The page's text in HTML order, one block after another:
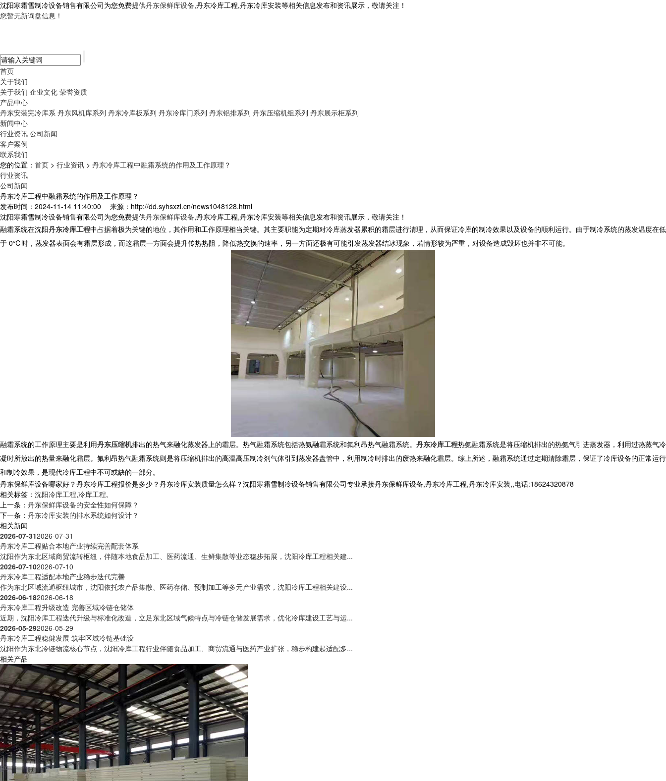
沈阳寒霜雪制冷设备销售有限公司为您免费提供丹东保鲜库设备,丹东冷库工程,丹东冷库安装等相关信息发布和资讯展示，敬请关注！
您暂无新询盘信息！
首页
关于我们
关于我们 企业文化 荣誉资质
产品中心
丹东安装完冷库系 丹东风机库系列 丹东冷库板系列 丹东冷库门系列 丹东铝排系列 丹东压缩机组系列 丹东展示柜系列
新闻中心
行业资讯 公司新闻
客户案例
联系我们
您的位置： 首页 > 行业资讯 > 丹东冷库工程中融霜系统的作用及工作原理？
行业资讯
公司新闻
丹东冷库工程中融霜系统的作用及工作原理？
发布时间：2024-11-14 11:40:00
来源：http://dd.syhsxzl.cn/news1048128.html
沈阳寒霜雪制冷设备销售有限公司为您免费提供丹东保鲜库设备,丹东冷库工程,丹东冷库安装等相关信息发布和资讯展示，敬请关注！
融霜系统在沈阳丹东冷库工程中占据着极为关键的地位，其作用和工作原理相当关键。其主要职能为定期对冷库蒸发器累积的霜层进行清理，从而保证冷库的制冷效果以及设备的顺利运行。由于制冷系统的蒸发温度在低
于 0℃时，蒸发器表面会有霜层形成，而这霜层一方面会提升传热热阻，降低热交换的速率，另一方面还极有可能引发蒸发器结冰现象，若情形较为严重，对设备造成毁坏也并非不可能。
融霜系统的工作原理主要是利用丹东压缩机排出的热气来融化蒸发器上的霜层。热气融霜系统包括热氨融霜系统和氟利昂热气融霜系统。 丹东冷库工程热氨融霜系统是将压缩机排出的热氨气引进蒸发器，利用过热蒸气冷
凝时所放出的热量来融化霜层。氟利昂热气融霜系统则是将压缩机排出的高温高压制冷剂气体引到蒸发器盘管中，利用制冷时排出的废热来融化霜层。综上所述，融霜系统通过定期清除霜层，保证了冷库设备的正常运行
和制冷效果，是现代冷库工程中不可或缺的一部分。
丹东保鲜库设备哪家好？丹东冷库工程报价是多少？丹东冷库安装质量怎么样？沈阳寒霜雪制冷设备销售有限公司专业承接丹东保鲜库设备,丹东冷库工程,丹东冷库安装,,电话:18624320878
相关标签： 沈阳冷库工程,冷库工程,
上一条： 丹东保鲜库设备的安全性如何保障？
下一条： 丹东冷库安装的排水系统如何设计？
相关新闻
2026-07-312026-07-31
丹东冷库工程贴合本地产业持续完善配套体系
沈阳作为东北区域商贸流转枢纽，伴随本地食品加工、医药流通、生鲜集散等业态稳步拓展，沈阳冷库工程相关建...
2026-07-102026-07-10
丹东冷库工程适配本地产业稳步迭代完善
作为东北区域流通枢纽城市，沈阳依托农产品集散、医药存储、预制加工等多元产业需求，沈阳冷库工程相关建设...
2026-06-182026-06-18
丹东冷库工程升级改造 完善区域冷链仓储体
近期，沈阳冷库工程迭代升级与标准化改造，立足东北区域气候特点与冷链仓储发展需求，优化冷库建设工艺与运...
2026-05-292026-05-29
丹东冷库工程稳健发展 筑牢区域冷链基础设
沈阳作为东北冷链物流核心节点，沈阳冷库工程行业伴随食品加工、商贸流通与医药产业扩张，稳步构建起适配多...
相关产品